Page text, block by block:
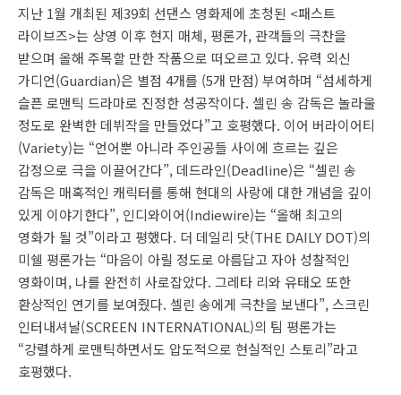
지난 1월 개최된 제39회 선댄스 영화제에 초청된 <패스트
라이브즈>는 상영 이후 현지 매체, 평론가, 관객들의 극찬을
받으며 올해 주목할 만한 작품으로 떠오르고 있다. 유력 외신
가디언(Guardian)은 별점 4개를 (5개 만점) 부여하며 “섬세하게
슬픈 로맨틱 드라마로 진정한 성공작이다. 셀린 송 감독은 놀라울
정도로 완벽한 데뷔작을 만들었다”고 호평했다. 이어 버라이어티
(Variety)는 “언어뿐 아니라 주인공들 사이에 흐르는 깊은
감정으로 극을 이끌어간다”, 데드라인(Deadline)은 “셀린 송
감독은 매혹적인 캐릭터를 통해 현대의 사랑에 대한 개념을 깊이
있게 이야기한다”, 인디와이어(Indiewire)는 “올해 최고의
영화가 될 것”이라고 평했다. 더 데일리 닷(THE DAILY DOT)의
미쉘 평론가는 “마음이 아릴 정도로 아름답고 자아 성찰적인
영화이며, 나를 완전히 사로잡았다. 그레타 리와 유태오 또한
환상적인 연기를 보여줬다. 셀린 송에게 극찬을 보낸다”, 스크린
인터내셔날(SCREEN INTERNATIONAL)의 팀 평론가는
“강렬하게 로맨틱하면서도 압도적으로 현실적인 스토리”라고
호평했다.